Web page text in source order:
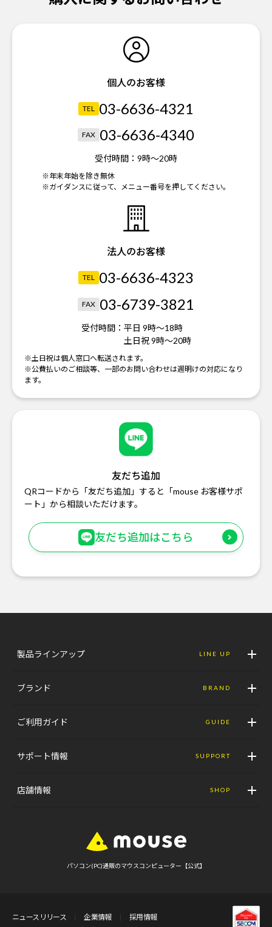
個人のお客様
TEL 03-6636-4321
FAX 03-6636-4340
受付時間： 9時～20時
※年末年始を除き無休
※ガイダンスに従って、メニュー番号を押してください。
法人のお客様
TEL 03-6636-4323
FAX 03-6739-3821
受付時間： 平日 9時～18時
土日祝 9時～20時
※土日祝は個人窓口へ転送されます。
※公費払いのご相談等、一部のお問い合わせは週明けの対応になり
ます。
友だち追加
QRコードから「友だち追加」すると「mouse お客様サポ
ート」から相談いただけます。
友だち追加はこちら
製品ラインアップ LINE UP
ブランド BRAND
ご利用ガイド GUIDE
サポート情報 SUPPORT
店舗情報 SHOP
パソコン(PC)通販のマウスコンピューター【公式】
ニュースリリース 企業情報 採用情報